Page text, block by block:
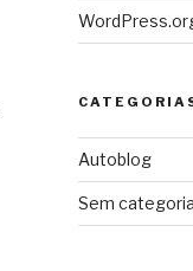
Autoblog
Sem categoria